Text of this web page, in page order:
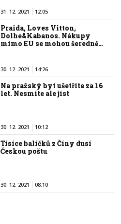
31. 12. 2021 12:05
Praida, Loves Vitton,
Dolhe&Kabanos. Nákupy
mimo EU se mohou šeredně…
30. 12. 2021 14:26
Na pražský byt ušetříte za 16
let. Nesmíte ale jíst
30. 12. 2021 10:12
Tisíce balíčků z Číny dusí
Českou poštu
30. 12. 2021 08:10